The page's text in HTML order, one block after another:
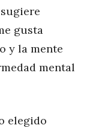
gusta
y la mente
mental
elegido